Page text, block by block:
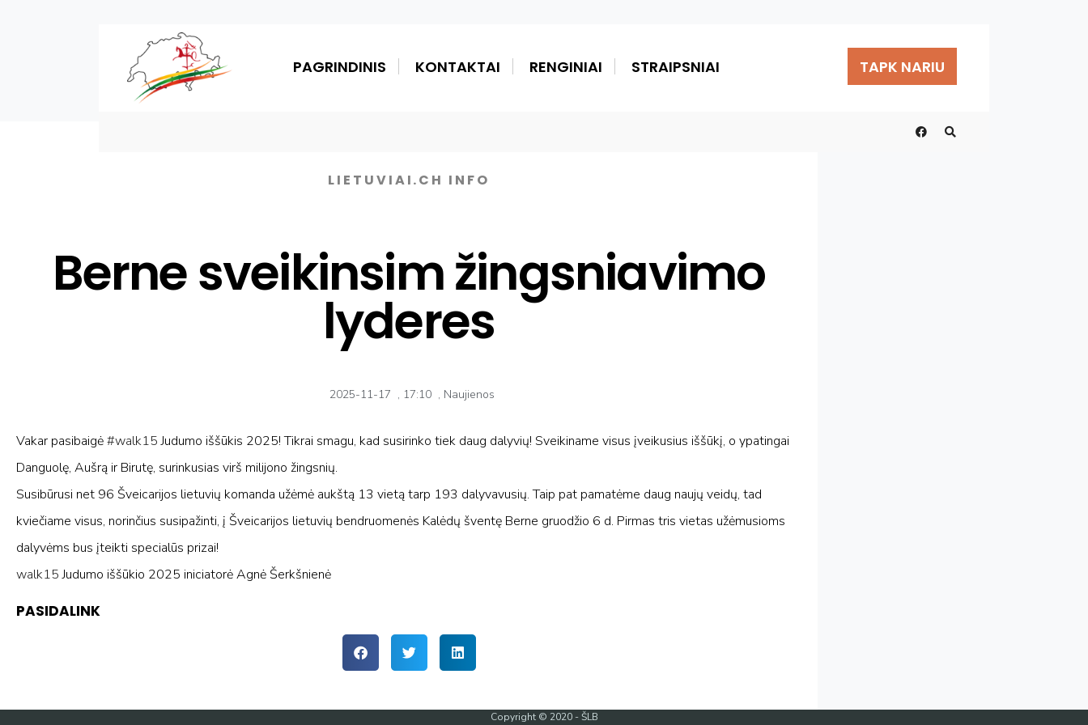
PAGRINDINIS KONTAKTAI RENGINIAI STRAIPSNIAI TAPK NARIU
LIETUVIAI.CH INFO
Berne sveikinsim žingsniavimo
lyderes
2025-11-17 , 17:10 , Naujienos
Vakar pasibaigė#walk15Judumo iššūkis 2025! Tikrai smagu, kad susirinko tiek daug dalyvių! Sveikiname visus įveikusius iššūkį, o ypatingai
Danguolę, Aušrą ir Birutę, surinkusias virš milijono žingsnių.
Susibūrusi net 96 Šveicarijos lietuvių komanda užėmė aukštą 13 vietą tarp 193 dalyvavusių. Taip pat pamatėme daug naujų veidų, tad
kviečiame visus, norinčius susipažinti, į Šveicarijos lietuvių bendruomenės Kalėdų šventę Berne gruodžio 6 d. Pirmas tris vietas užėmusioms
dalyvėms bus įteikti specialūs prizai!
walk15Judumo iššūkio 2025 iniciatorė Agnė Šerkšnienė
PASIDALINK
Copyright © 2020 - ŠLB